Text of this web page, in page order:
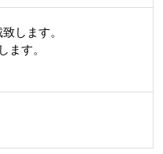
します。
ます。